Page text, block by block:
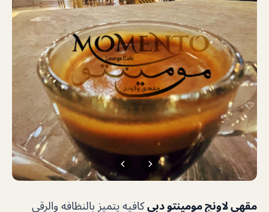
مقهى لاونج مومينتو دبي كافيه يتميز بالنظافه والرقي